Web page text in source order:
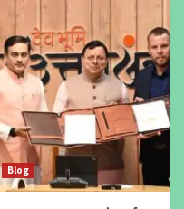
Blog